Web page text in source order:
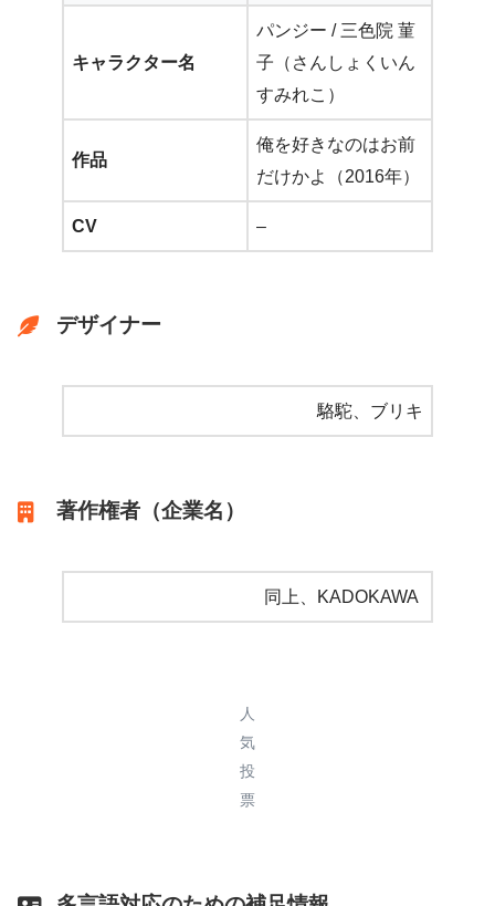
キャラクター名
パンジー / 三色院 菫
子（さんしょくいん
すみれこ）
作品
俺を好きなのはお前
だけかよ（2016年）
CV –
デザイナー
駱駝、ブリキ
著作権者（企業名）
同上、KADOKAWA
人
気
投
票